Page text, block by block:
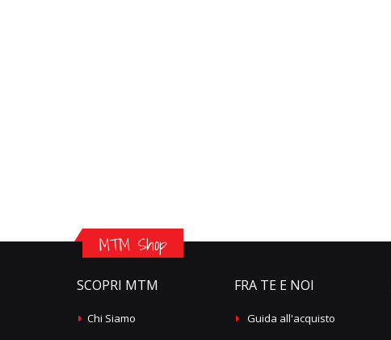
MTM Shop
SCOPRI MTM
Chi Siamo
FRA TE E NOI
Guida all'acquisto